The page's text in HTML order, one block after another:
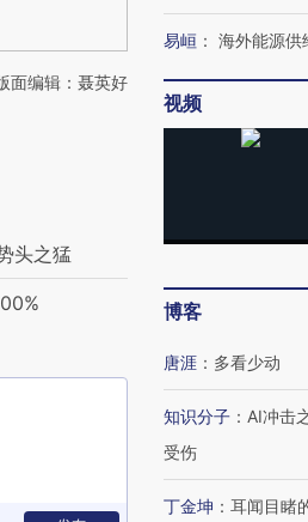
面编辑：聂英好
头之猛
易峘 ： 海外能源供
视频
博客
唐涯 ： 多看少动
知识分子 ： AI冲击
受伤
丁金坤 ： 耳闻目睹